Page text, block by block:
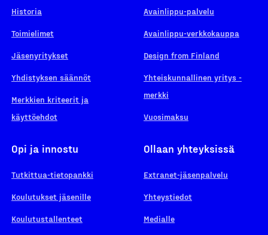
Historia
Toimielimet
Jäsenyritykset
Yhdistyksen säännöt
Merkkien kriteerit ja
käyttöehdot
Avainlippu-palvelu
Avainlippu-verkkokauppa
Design from Finland
Yhteiskunnallinen yritys -
merkki
Vuosimaksu
Opi ja innostu
Tutkittua-tietopankki
Koulutukset jäsenille
Koulutustallenteet
Ollaan yhteyksissä
Extranet-jäsenpalvelu
Yhteystiedot
Medialle